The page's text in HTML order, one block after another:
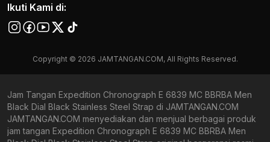
Ikuti Kami di:
Copyright © 2026 JAMTANGAN.COM, All Rights Reserved.
Jam Tangan Expedition Chronograph E 6839 MC BBRBA Men
Black Dial Black Stainless Steel Strap di JAMTANGAN.COM
JAMTANGAN.COM menyediakan dan menjual berbagai produk
jam tangan Expedition Chronograph E 6839 MC BBRBA Men